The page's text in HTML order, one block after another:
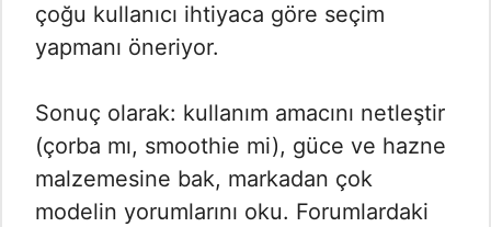
çoğu kullanıcı ihtiyaca göre seçim
yapmanı öneriyor.
Sonuç olarak: kullanım amacını netleştir
(çorba mı, smoothie mi), güce ve hazne
malzemesine bak, markadan çok
modelin yorumlarını oku. Forumlardaki